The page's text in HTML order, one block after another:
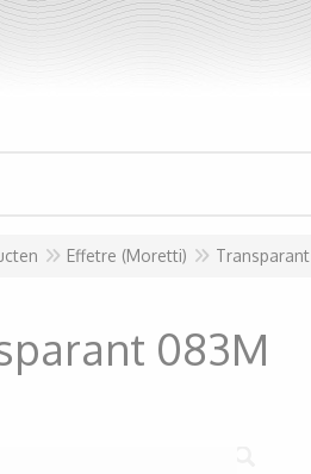
Effetre (Moretti) Transparant
083M